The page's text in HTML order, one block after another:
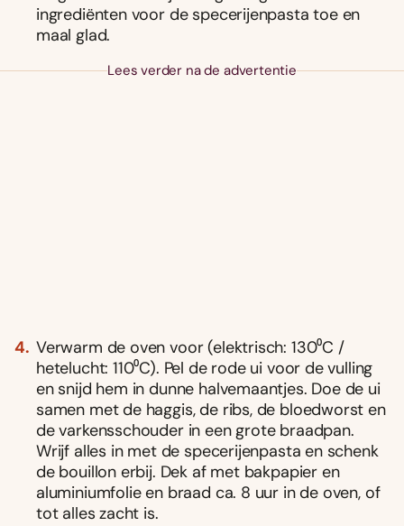
ingrediënten voor de specerijenpasta toe en
maal glad.
Lees verder na de advertentie
Verwarm de oven voor (elektrisch: 130⁰C /
hetelucht: 110⁰C). Pel de rode ui voor de vulling
en snijd hem in dunne halvemaantjes. Doe de ui
samen met de haggis, de ribs, de bloedworst en
de varkensschouder in een grote braadpan.
Wrijf alles in met de specerijenpasta en schenk
de bouillon erbij. Dek af met bakpapier en
aluminiumfolie en braad ca. 8 uur in de oven, of
tot alles zacht is.